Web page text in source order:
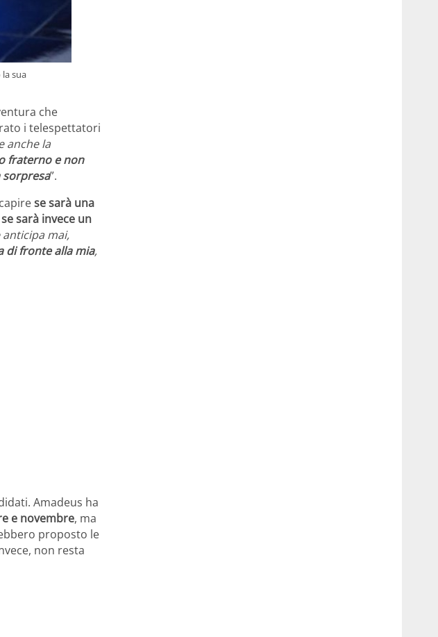
sua
che
i telespettatori
anche la
fraterno e non
sorpresa”.
se sarà una
sarà invece un
anticipa mai,
di fronte alla mia,
Amadeus ha
e novembre, ma
proposto le
non resta